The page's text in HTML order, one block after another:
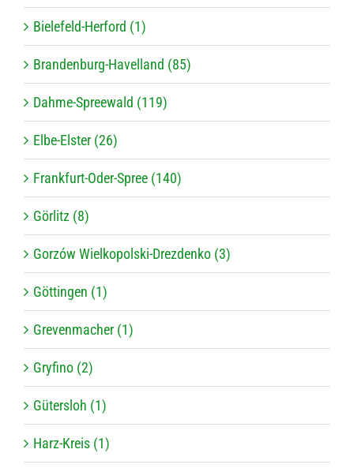
Bielefeld-Herford (1)
Brandenburg-Havelland (85)
Dahme-Spreewald (119)
Elbe-Elster (26)
Frankfurt-Oder-Spree (140)
Görlitz (8)
Gorzów Wielkopolski-Drezdenko (3)
Göttingen (1)
Grevenmacher (1)
Gryfino (2)
Gütersloh (1)
Harz-Kreis (1)